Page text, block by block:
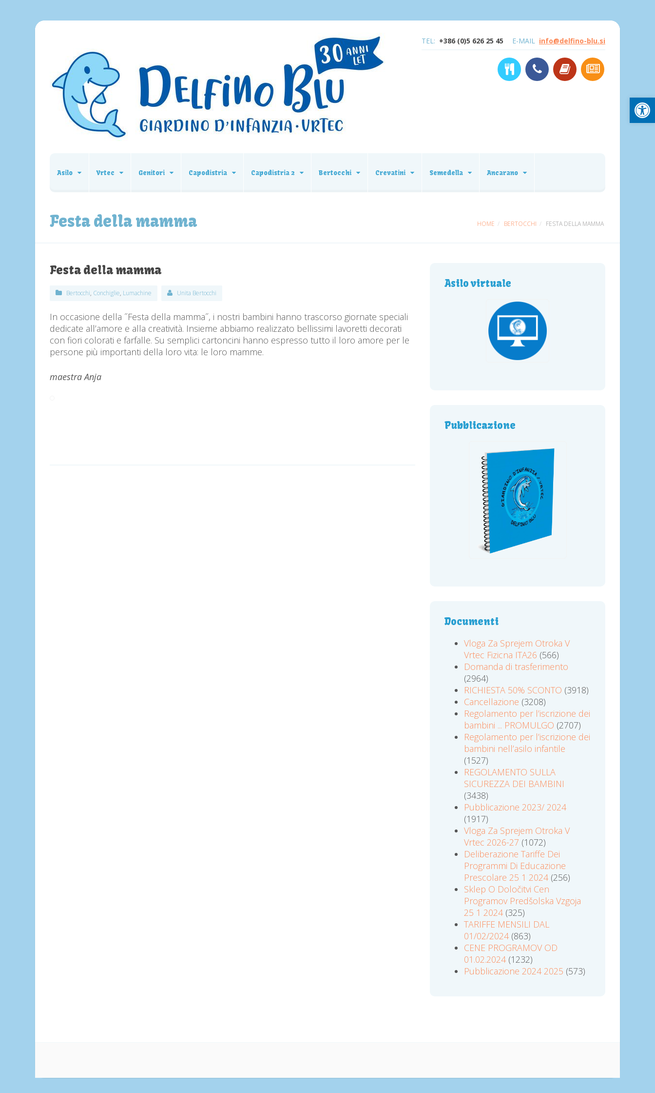
TEL: +386 (0)5 626 25 45 E-MAIL info@delfino-blu.si
Asilo Vrtec Genitori Capodistria Capodistria 2 Bertocchi Crevatini Semedella Ancarano
Festa della mamma HOME BERTOCCHI FESTA DELLA MAMMA
Festa della mamma
Bertocchi, Conchiglie, Lumachine Unita Bertocchi
In occasione della ˝Festa della mamma˝, i nostri bambini hanno trascorso giornate speciali
dedicate all’amore e alla creatività. Insieme abbiamo realizzato bellissimi lavoretti decorati
con fiori colorati e farfalle. Su semplici cartoncini hanno espresso tutto il loro amore per le
persone più importanti della loro vita: le loro mamme.
maestra Anja
Asilo virtuale
Pubblicazione
Documenti
Vloga Za Sprejem Otroka V
Vrtec Fizicna ITA26 (566)
Domanda di trasferimento
(2964)
RICHIESTA 50% SCONTO (3918)
Cancellazione (3208)
Regolamento per l’iscrizione dei
bambini ... PROMULGO (2707)
Regolamento per l’iscrizione dei
bambini nell’asilo infantile
(1527)
REGOLAMENTO SULLA
SICUREZZA DEI BAMBINI
(3438)
Pubblicazione 2023/ 2024
(1917)
Vloga Za Sprejem Otroka V
Vrtec 2026-27 (1072)
Deliberazione Tariffe Dei
Programmi Di Educazione
Prescolare 25 1 2024(256)
Sklep O Določitvi Cen
Programov Predšolska Vzgoja
25 1 2024(325)
TARIFFE MENSILI DAL
01/02/2024(863)
CENE PROGRAMOV OD
01.02.2024(1232)
Pubblicazione 2024 2025 (573)